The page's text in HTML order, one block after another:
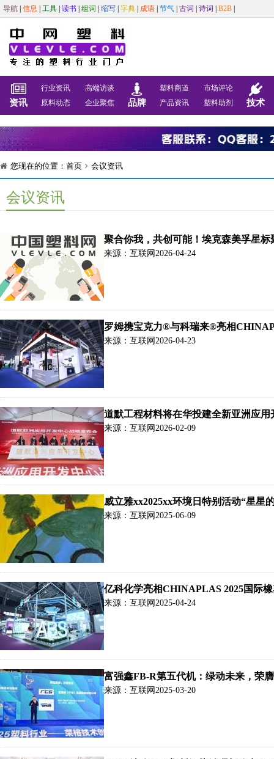
导航 信息 工具 读书 组词 缩写 字典 成语 节气 古词 诗词 B2B
资讯
行业资讯
高端访谈
原料动态
企业聚焦 品牌
塑料商道
市场评论
产品资讯
塑料助剂 技术
您现在的位置： 首页 会议资讯
会议资讯
聚合你我，共创可能！埃克森美孚星
来源：互联网 2026-04-24
罗姆携宝克力®与科瑞来®亮相
来源：互联网 2026-04-23
道默工程材料将在华投建全新亚洲应用
来源：互联网 2026-02-09
威立雅xx2025xx环境日特别活动“星星
来源：互联网 2025-06-09
来源：互联网 2025-04-24
富强鑫FB-R第五代机：绿动未来，荣
来源：互联网 2025-03-20